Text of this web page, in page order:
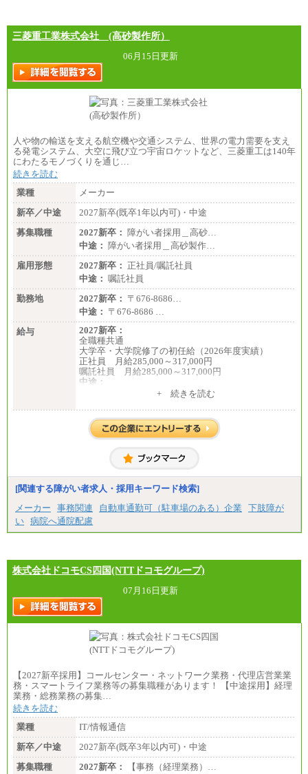
三菱重工業株式会社 (高砂製作所）
06月15日更新
人や物の輸送を支える航空機や交通システム、世界の電力需要を支え
る発電システム、大空に飛び立つ宇宙ロケットなど、三菱重工は140年
にわたるモノづくりを通じ…
続きを読む
業種
メーカー
新卒／中途
2027新卒(既卒1年以内可)・中途
募集職種
2027新卒： 障がい者採用＿高砂…
中途： 障がい者採用＿高砂製作…
雇用形態
2027新卒： 正社員/嘱託社員
中途： 嘱託社員
勤務地
2027新卒： 〒676-8686…
中途： 〒676-8686 …
給与
2027新卒：
全職種共通
大学卒・大学院修了の初任給（2026年度実績）
正社員 月給285,000～317,000円
嘱託社員 月給285,000～317,000円
中途：
（経験・能力等を踏まえて、当社規定により支給し
ます）
+ 続きを読む
[関連する障がい者求人・採用キーワード検索]
メーカー
事務関連 自動車通勤可（駐車場のある）企業
下肢障が
い 病院へ通院配慮
株式会社ドコモCS四国(NTTドコモグループ)
07月16日更新
【2027新卒採用】コールセンター・ネットワーク業務・代理店営業業
務・スマートライフ業務等の募集職種があります！ 【中途採用】経理
業務・総務業務の募集…
続きを読む
業種
IT/情報通信
新卒／中途
2027新卒(既卒3年以内可)・中途
募集職種
2027新卒：
【事務（経理業務）…